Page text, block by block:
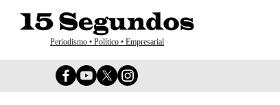
Periodismo • Político • Empresarial